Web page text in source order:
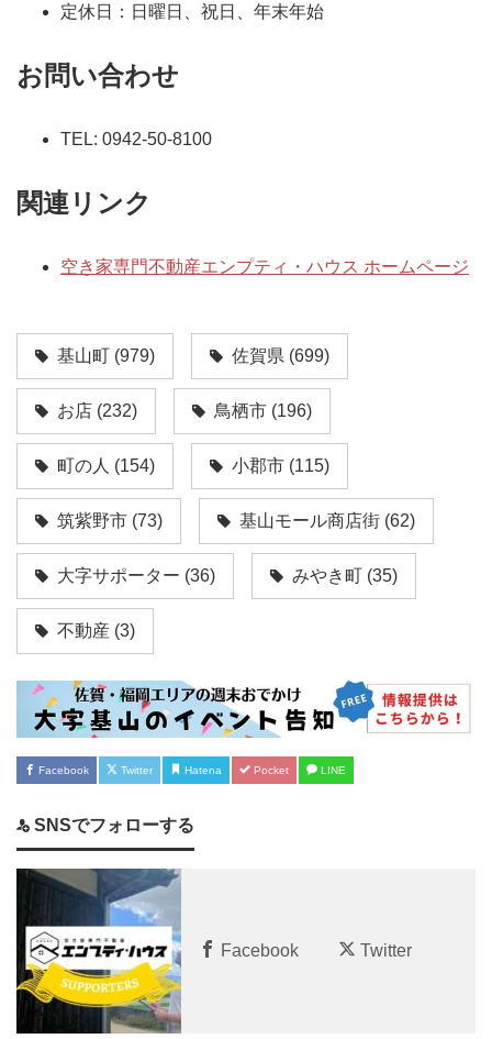
定休日：日曜日、祝日、年末年始
お問い合わせ
TEL: 0942-50-8100
関連リンク
空き家専門不動産エンプティ・ハウス ホームページ
基山町 (979) 佐賀県 (699)
お店 (232) 鳥栖市 (196)
町の人 (154) 小郡市 (115)
筑紫野市 (73) 基山モール商店街 (62)
大字サポーター (36) みやき町 (35)
不動産 (3)
Facebook Twitter Hatena Pocket LINE
SNSでフォローする
Facebook Twitter